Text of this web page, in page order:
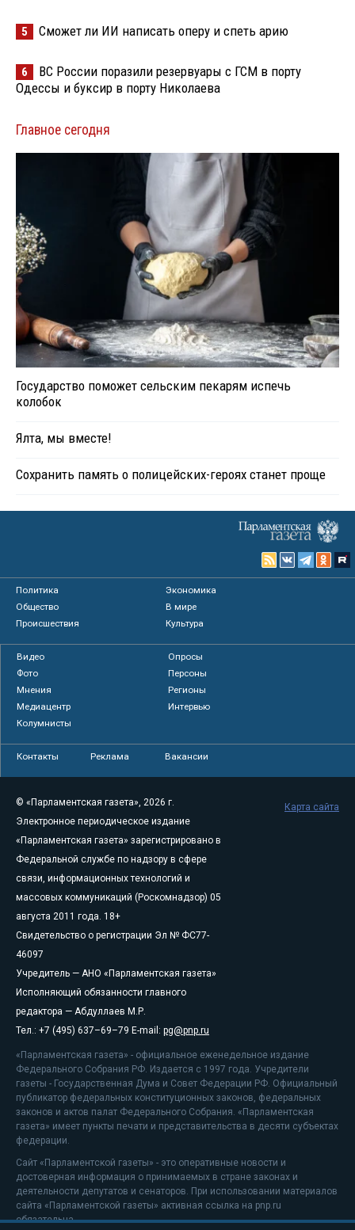
5 Сможет ли ИИ написать оперу и спеть арию
6
ВС России поразили резервуары с ГСМ в порту
Одессы и буксир в порту Николаева
Главное сегодня
Государство поможет сельским пекарям испечь
колобок
Ялта, мы вместе!
Сохранить память о полицейских-героях станет проще
Политика
Экономика
Общество
В мире
Происшествия
Культура
Видео
Опросы
Фото
Персоны
Мнения
Регионы
Медиацентр
Интервью
Колумнисты
Контакты Реклама Вакансии
© «Парламентская газета», 2026 г.
Электронное периодическое издание
«Парламентская газета» зарегистрировано в
Федеральной службе по надзору в сфере
связи, информационных технологий и
массовых коммуникаций (Роскомнадзор) 05
августа 2011 года. 18+
Свидетельство о регистрации Эл № ФС77-
46097
Учредитель — АНО «Парламентская газета»
Исполняющий обязанности главного
редактора — Абдуллаев М.Р.
Тел.: +7 (495) 637–69–79 E-mail: pg@pnp.ru
«Парламентская газета» - официальное еженедельное издание
Федерального Собрания РФ. Издается с 1997 года. Учредители
газеты - Государственная Дума и Совет Федерации РФ. Официальный
публикатор федеральных конституционных законов, федеральных
законов и актов палат Федерального Собрания. «Парламентская
газета» имеет пункты печати и представительства в десяти субъектах
федерации.
Сайт «Парламентской газеты» - это оперативные новости и
достоверная информация о принимаемых в стране законах и
деятельности депутатов и сенаторов. При использовании материалов
сайта «Парламентской газеты» активная ссылка на pnp.ru
обязательна.
Карта сайта